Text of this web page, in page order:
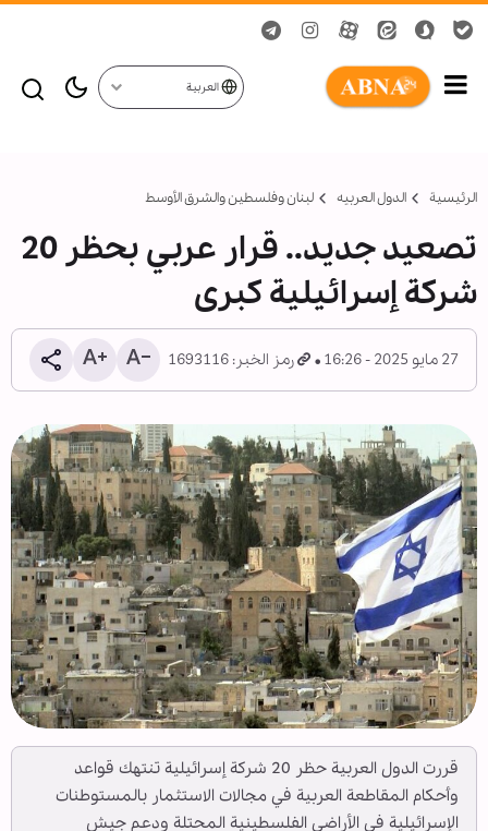
العربية
الرئيسية الدول العربیه لبنان وفلسطين والشرق الأوسط
تصعيد جديد.. قرار عربي بحظر 20
شركة إسرائيلية كبرى
27 مايو 2025 - 16:26 رمز الخبر: 1693116
قررت الدول العربية حظر 20 شركة إسرائيلية تنتهك قواعد
وأحكام المقاطعة العربية في مجالات الاستثمار بالمستوطنات
الإسرائيلية في الأراضي الفلسطينية المحتلة ودعم جيش